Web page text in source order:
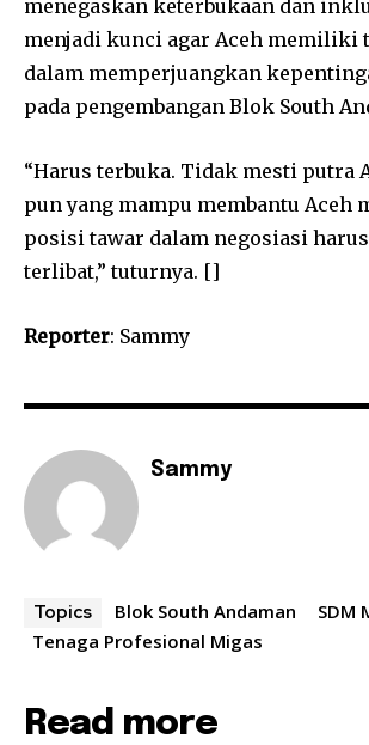
menegaskan keterbukaan dan
menjadi kunci agar Aceh memiliki
dalam memperjuangkan
pada pengembangan Blok South
“Harus terbuka. Tidak mesti putra
pun yang mampu membantu Aceh
posisi tawar dalam negosiasi
terlibat,” tuturnya. []
Reporter: Sammy
Sammy
Topics Blok South Andaman
SDM
Tenaga Profesional Migas
Read more